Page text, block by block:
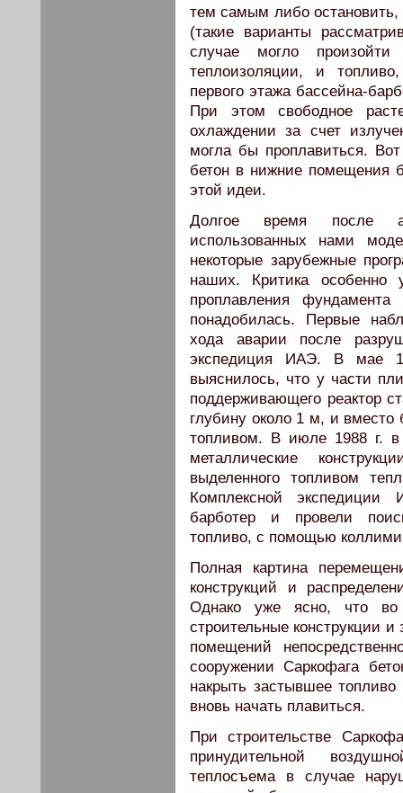
тем самым либо
(такие варианты
случае могло
теплоизоляции, и
первого этажа бассейна-
При этом свободное
охлаждении за счет
могла бы проплавиться.
бетон в нижние помещения
этой идеи.
Долгое время после
использованных нами
некоторые зарубежные
наших. Критика особенно
проплавления
понадобилась. Первые
хода аварии после
экспедиция ИАЭ. В мае
выяснилось, что у части
поддерживающего реактор
глубину около 1 м, и вместо
топливом. В июле 1988 г. в
металлические
выделенного топливом
Комплексной экспедиции
барботер и провели
топливо, с помощью
Полная картина
конструкций и
Однако уже ясно, что во
строительные конструкции и
помещений
сооружении Саркофага
накрыть застывшее
вновь начать плавиться.
При строительстве
принудительной
теплосъема в случае